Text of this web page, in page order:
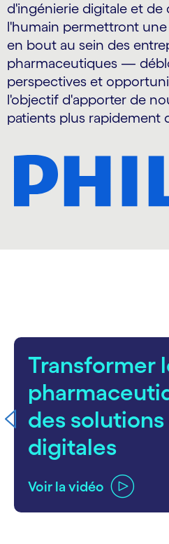
d'ingénierie digitale et de
l'humain permettront
en bout au sein des
pharmaceutiques —
perspectives et
l'objectif d'apporter de
patients plus rapidement
Transformer
des solutions
digitales
Voir la vidéo